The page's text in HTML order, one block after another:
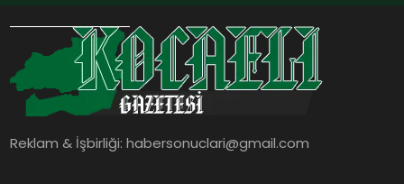
Reklam & İşbirliği:habersonuclari@gmail.com